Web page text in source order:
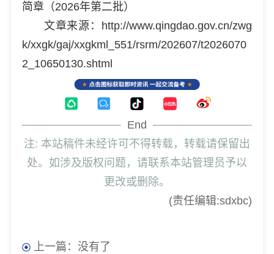
简章（2026年第二批）
文章来源：http://www.qingdao.gov.cn/zwg
k/xxgk/gaj/xxgkml_551/rsrm/202607/t2026070
2_10650130.shtml
End
注: 本站稿件未经许可不得转载，转载请保留出
处。如涉及版权问题，请联系本站管理员予以
更改或删除。
(责任编辑:sdxbc)
上一篇：没有了